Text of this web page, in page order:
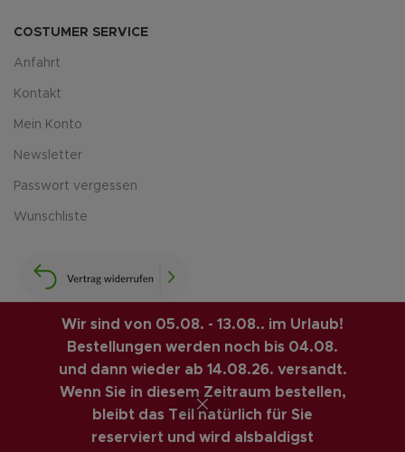
Wir sind von 05.08. - 13.08.. im Urlaub!
Bestellungen werden noch bis 04.08.
und dann wieder ab 14.08.26. versandt.
Wenn Sie in diesem Zeitraum bestellen,
bleibt das Teil natürlich für Sie
reserviert und wird alsbaldigst
COSTUMER SERVICE
Anfahrt
Kontakt
Mein Konto
Newsletter
Passwort vergessen
Wunschliste
LUIS-GUITAR-GARAGE.COM © 2026 | CREATED BY
COMPUTERMOBIL. PREMIUM E-COMMERCE SOLUTIONS.
VINTAGE GITARREN ONLINE SHOP
Vertrag widerrufen